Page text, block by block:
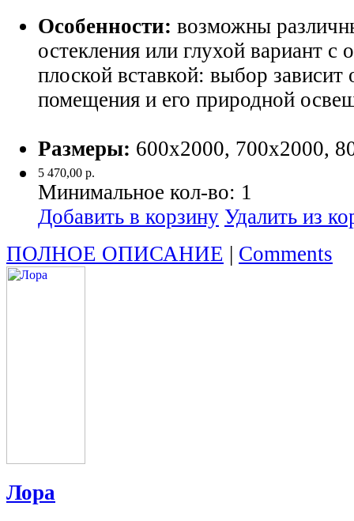
Особенности: возможны
остекления или глухой вариант с
плоской вставкой: выбор зависит
помещения и его
Размеры: 600х2000, 700х2000,
5 470,00 р.
Минимальное кол-во: 1
Добавить в корзину Удалить из
ПОЛНОЕ ОПИСАНИЕ | Comments
Лора